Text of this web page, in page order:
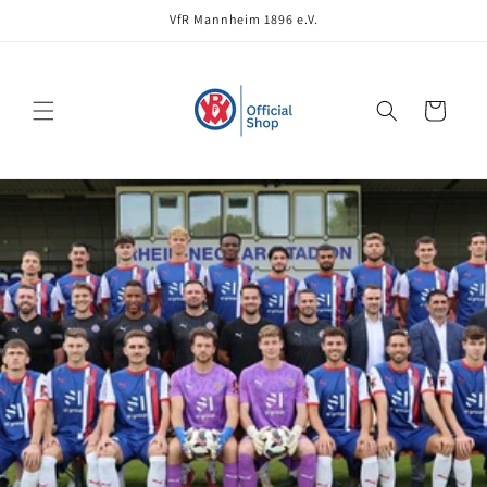
VfR Mannheim 1896 e.V.
Warenkorb